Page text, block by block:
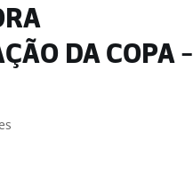
DA COPA -